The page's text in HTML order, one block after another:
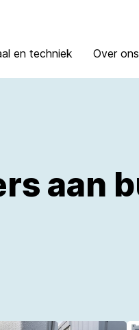
en techniek Over ons
aan